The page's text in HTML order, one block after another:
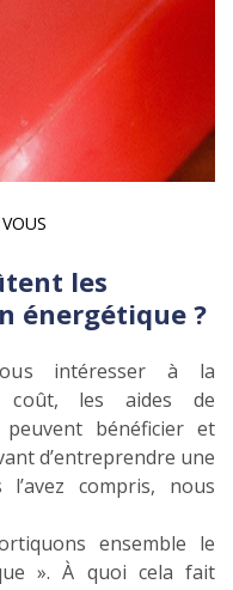
les
énergétique ?
intéresser à la
coût, les aides de
bénéficier et
d’entreprendre une
compris, nous
ensemble le
». À quoi cela fait